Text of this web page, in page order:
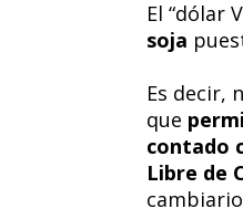
El “dólar
soja
Es decir,
que
contado
Libre de